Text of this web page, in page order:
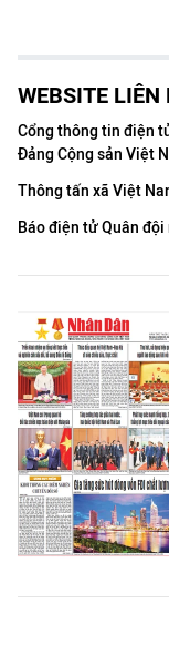
WEBSITE LIÊN
Cổng thông tin điện
Đảng Cộng sản Việt
Thông tấn xã Việt
Báo điện tử Quân đội